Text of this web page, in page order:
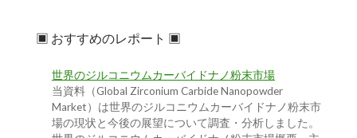
▣ おすすめのレポート ▣
世界のジルコニウムカーバイドナノ粉末市場
当資料（Global Zirconium Carbide Nanopowder
Market）は世界のジルコニウムカーバイドナノ粉末市
場の現状と今後の展望について調査・分析しました。